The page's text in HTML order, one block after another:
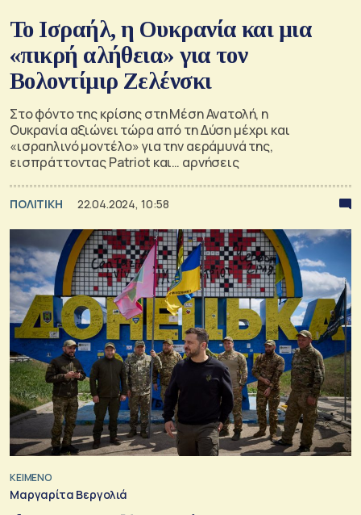
Το Ισραήλ, η Ουκρανία και μια
«πικρή αλήθεια» για τον
Βολοντίμιρ Ζελένσκι
Στο φόντο της κρίσης στη Μέση Ανατολή, η
Ουκρανία αξιώνει τώρα από τη Δύση μέχρι και
«ισραηλινό μοντέλο» για την αεράμυνά της,
εισπράττοντας Patriot και… αρνήσεις
ΠΟΛΙΤΙΚΗ 22.04.2024, 10:58
ΚΕΙΜΕΝΟ
Μαργαρίτα Βεργολιά